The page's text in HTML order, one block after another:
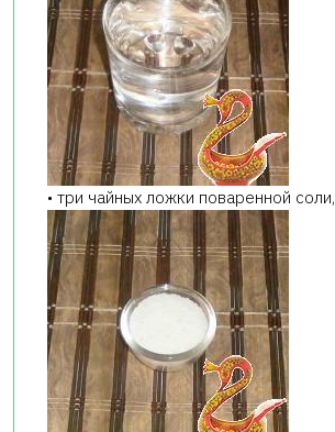
• три чайных ложки поваренной соли,